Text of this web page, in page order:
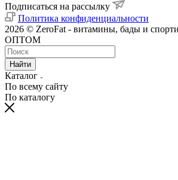
Подписаться на рассылку
Политика конфиденциальности
2026 © ZeroFat - витамины, бады и
ОПТОМ
Найти
Каталог
По всему сайту
По каталогу